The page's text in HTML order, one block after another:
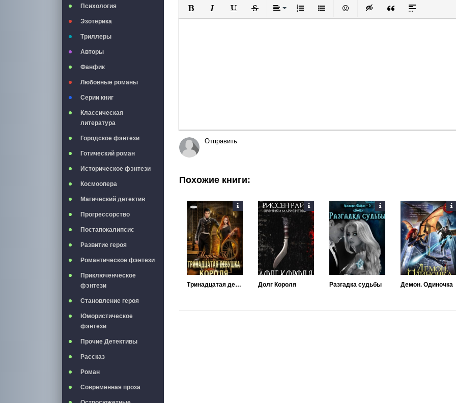
Психология
Эзотерика
Триллеры
Авторы
Фанфик
Любовные романы
Серии книг
Классическая
литература
Городское фэнтези
Готический роман
Историческое фэнтези
Космоопера
Магический детектив
Прогрессорство
Постапокалипсис
Развитие героя
Романтическое фэнтези
Приключенческое
фэнтези
Становление героя
Юмористическое
фэнтези
Прочие Детективы
Рассказ
Роман
Современная проза
Полужирный
КурсивПодчеркнутый
ЗачеркнутыйВыравнивание
Нумерованный список
Маркированный список
Вставить смайлик
Вставка скрытого текста
Вставка цитаты
Вставка
Отправить
Похожие книги:
Тринадцатая девушка Короля Долг Короля Разгадка судьбы Демон. Одиночка